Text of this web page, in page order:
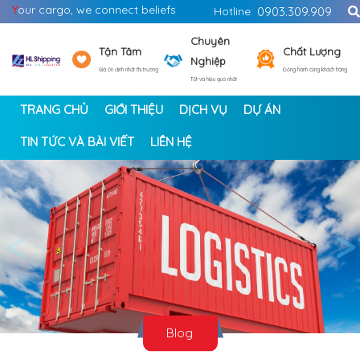
Your cargo, we connect beliefs Hotline: 0903.309.909
Tận Tâm
Giá ổn định nhất thị trường
Chuyên
Nghiệp
Tốt và hiệu quả nhất
Chất Lượng
Đồng hành cùng khách hàng
TRANG CHỦ GIỚI THIỆU DỊCH VỤ DỰ ÁN
TIN TỨC VÀ BÀI VIẾT LIÊN HỆ
< >
Blog